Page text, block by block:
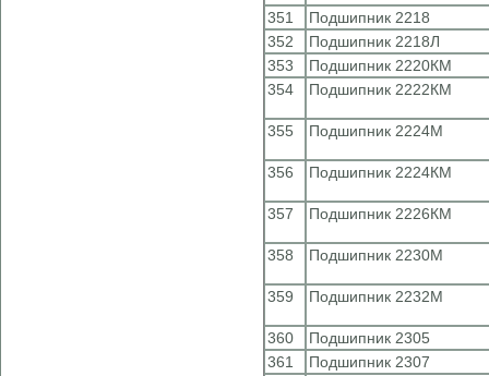
351
Подшипник 2218
352
Подшипник 2218Л
353
Подшипник 2220КМ
354
Подшипник 2222КМ
355 Подшипник 2224М
356 Подшипник 2224КМ
357 Подшипник 2226КМ
358 Подшипник 2230М
359 Подшипник 2232М
360
Подшипник 2305
361
Подшипник 2307